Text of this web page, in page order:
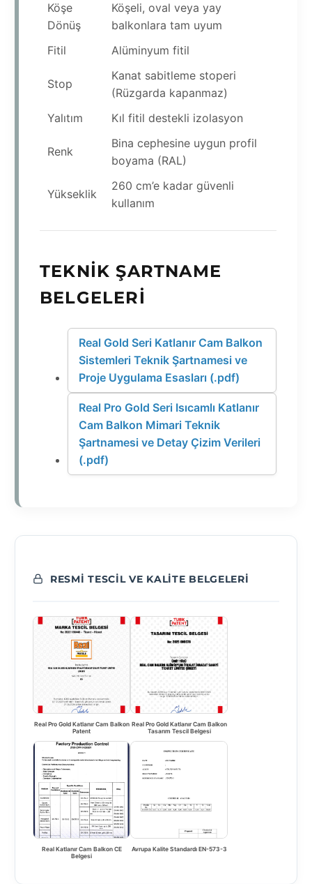
Köşe
Dönüş
Köşeli, oval veya yay
balkonlara tam uyum
Fitil
Alüminyum fitil
Stop
Kanat sabitleme stoperi
(Rüzgarda kapanmaz)
Yalıtım
Kıl fitil destekli izolasyon
Renk
Bina cephesine uygun profil
boyama (RAL)
Yükseklik
260 cm’e kadar güvenli
kullanım
TEKNIK ŞARTNAME
BELGELERI
Real Gold Seri Katlanır Cam Balkon
Sistemleri Teknik Şartnamesi ve
Proje Uygulama Esasları (.pdf)
Real Pro Gold Seri Isıcamlı Katlanır
Cam Balkon Mimari Teknik
Şartnamesi ve Detay Çizim Verileri
(.pdf)
RESMI TESCIL VE KALITE BELGELERI
Real Pro Gold Katlanır Cam Balkon
Patent
Real Pro Gold Katlanır Cam Balkon
Tasarım Tescil Belgesi
Real Katlanır Cam Balkon CE
Belgesi
Avrupa Kalite Standardı EN-573-3